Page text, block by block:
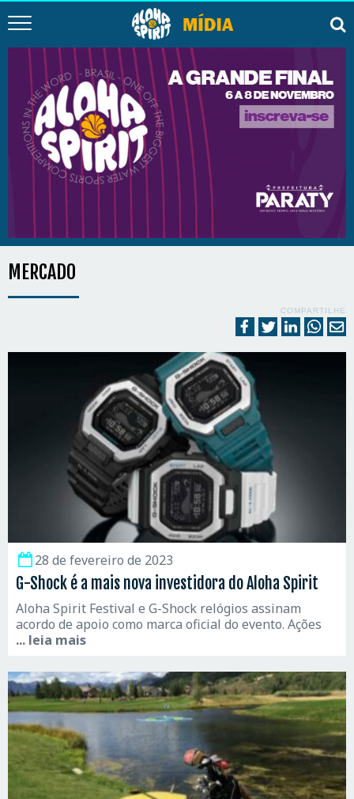
MERCADO
COMPARTILHE
28 de fevereiro de 2023
G-Shock é a mais nova investidora do Aloha Spirit
Aloha Spirit Festival e G-Shock relógios assinam
acordo de apoio como marca oficial do evento. Ações
... leia mais